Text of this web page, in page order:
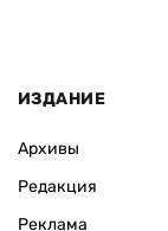
ИЗДАНИЕ
Архивы
Редакция
Реклама